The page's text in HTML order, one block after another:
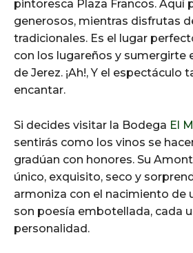
pintoresca Plaza Francos. Aquí
generosos, mientras disfrutas
tradicionales. Es el lugar
con los lugareños y sumergirte
de Jerez. ¡Ah!, Y el espectáculo
encantar.
Si decides visitar la Bodega El
sentirás como los vinos se
gradúan con honores. Su
único, exquisito, seco y
armoniza con el nacimiento de
son poesía embotellada, cada
personalidad.